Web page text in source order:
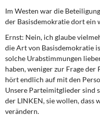
Im Westen war die
der Basisdemokratie dort ein
Ernst: Nein, ich glaube
die Art von Basisdemokratie
solche Urabstimmungen
haben, weniger zur Frage der
hört endlich auf mit den
Unsere Parteimitglieder sind
der LINKEN, sie wollen, dass
verändern.